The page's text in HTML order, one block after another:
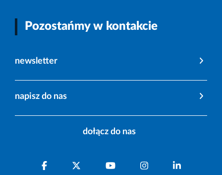
Pozostańmy w kontakcie
newsletter
napisz do nas
dołącz do nas